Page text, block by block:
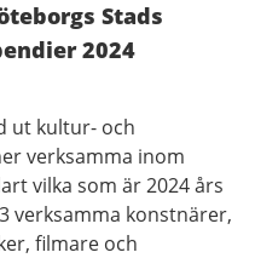
Stads
2024
ut kultur- och
verksamma inom
vilka som är 2024 års
verksamma konstnärer,
filmare och